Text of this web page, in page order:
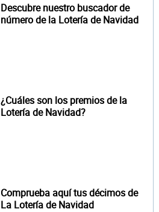
Descubre nuestro buscador de
número de la Lotería de Navidad
¿Cuáles son los premios de la
Lotería de Navidad?
Comprueba aquí tus décimos de
La Lotería de Navidad